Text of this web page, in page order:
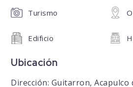
Turismo
Edificio
Ubicación
Dirección: Guitarron, Acapulco